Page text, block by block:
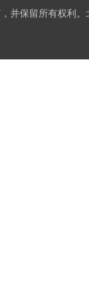
保留所有权利。